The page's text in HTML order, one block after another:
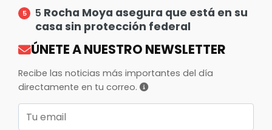
5 Rocha Moya asegura que está en su
casa sin protección federal
ÚNETE A NUESTRO NEWSLETTER
Recibe las noticias más importantes del día
directamente en tu correo.
Correo electrónico